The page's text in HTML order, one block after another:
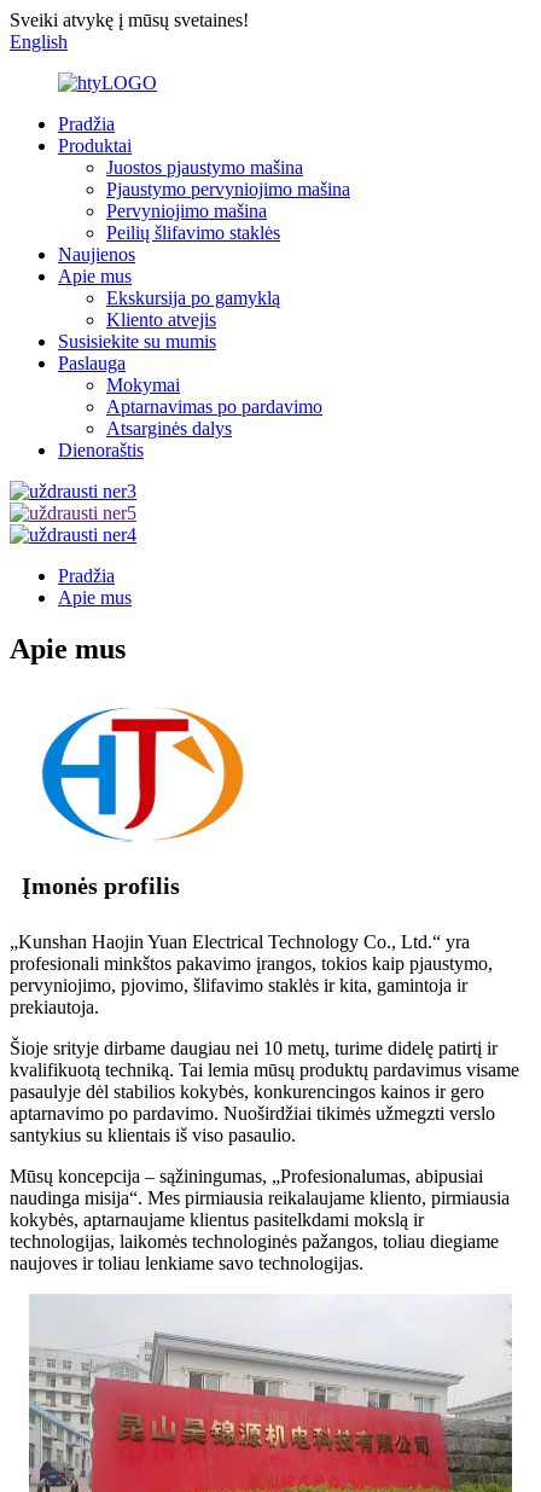
Sveiki atvykę į mūsų svetaines!
English
Pradžia
Produktai
Juostos pjaustymo mašina
Pjaustymo pervyniojimo mašina
Pervyniojimo mašina
Peilių šlifavimo staklės
Naujienos
Apie mus
Ekskursija po gamyklą
Kliento atvejis
Susisiekite su mumis
Paslauga
Mokymai
Aptarnavimas po pardavimo
Atsarginės dalys
Dienoraštis
Pradžia
Apie mus
Apie mus
Įmonės profilis
„Kunshan Haojin Yuan Electrical Technology Co., Ltd.“ yra
profesionali minkštos pakavimo įrangos, tokios kaip pjaustymo,
pervyniojimo, pjovimo, šlifavimo staklės ir kita, gamintoja ir
prekiautoja.
Šioje srityje dirbame daugiau nei 10 metų, turime didelę patirtį ir
kvalifikuotą techniką. Tai lemia mūsų produktų pardavimus visame
pasaulyje dėl stabilios kokybės, konkurencingos kainos ir gero
aptarnavimo po pardavimo. Nuoširdžiai tikimės užmegzti verslo
santykius su klientais iš viso pasaulio.
Mūsų koncepcija – sąžiningumas, „Profesionalumas, abipusiai
naudinga misija“. Mes pirmiausia reikalaujame kliento, pirmiausia
kokybės, aptarnaujame klientus pasitelkdami mokslą ir
technologijas, laikomės technologinės pažangos, toliau diegiame
naujoves ir toliau lenkiame savo technologijas.